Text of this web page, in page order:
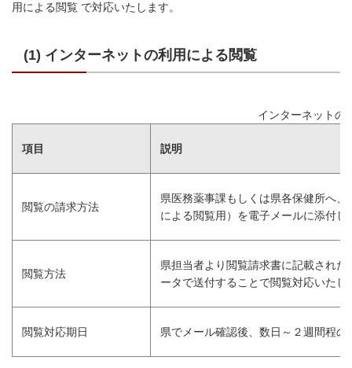
用による閲覧 で対応いたします。
(1) インターネットの利用による閲覧
インターネットの
項目 説明
閲覧の請求方法
県医務薬事課もしくは県各保健所へ
による閲覧用）を電子メールに添付
閲覧方法
県担当者より閲覧請求書に記載され
ータで送付することで閲覧対応いたし
閲覧対応期日 県でメール確認後、数日～２週間程